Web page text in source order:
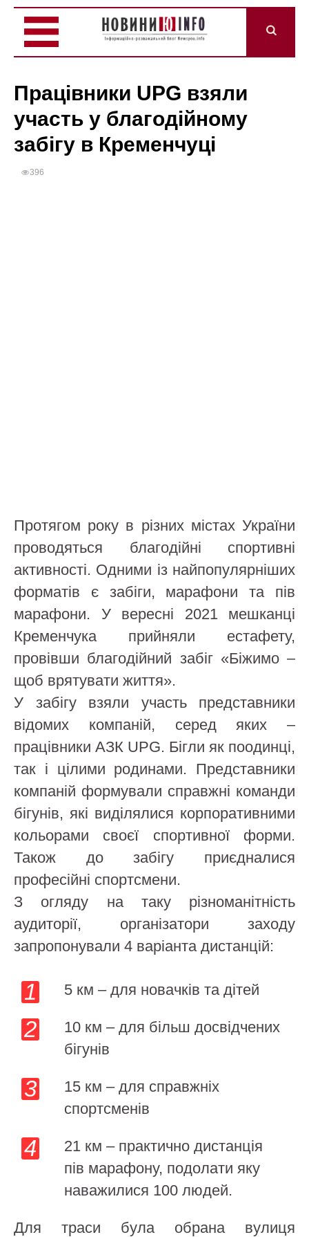
Працівники UPG взяли
участь у благодійному
забігу в Кременчуці
396
Протягом року в різних містах України
проводяться благодійні спортивні
активності. Одними із найпопулярніших
форматів є забіги, марафони та пів
марафони. У вересні 2021 мешканці
Кременчука прийняли естафету,
провівши благодійний забіг «Біжимо –
щоб врятувати життя».
У забігу взяли участь представники
відомих компаній, серед яких –
працівники АЗК UPG. Бігли як поодинці,
так і цілими родинами. Представники
компаній формували справжні команди
бігунів, які виділялися корпоративними
кольорами своєї спортивної форми.
Також до забігу приєдналися
професійні спортсмени.
З огляду на таку різноманітність
аудиторії, організатори заходу
запропонували 4 варіанта дистанцій:
5 км – для новачків та дітей
10 км – для більш досвідчених
бігунів
15 км – для справжніх
спортсменів
21 км – практично дистанція
пів марафону, подолати яку
наважилися 100 людей.
Для траси була обрана вулиця